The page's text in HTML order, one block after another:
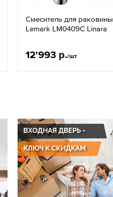
Смеситель для раковины
Lemark LM0409C Linara
12'993 р./шт